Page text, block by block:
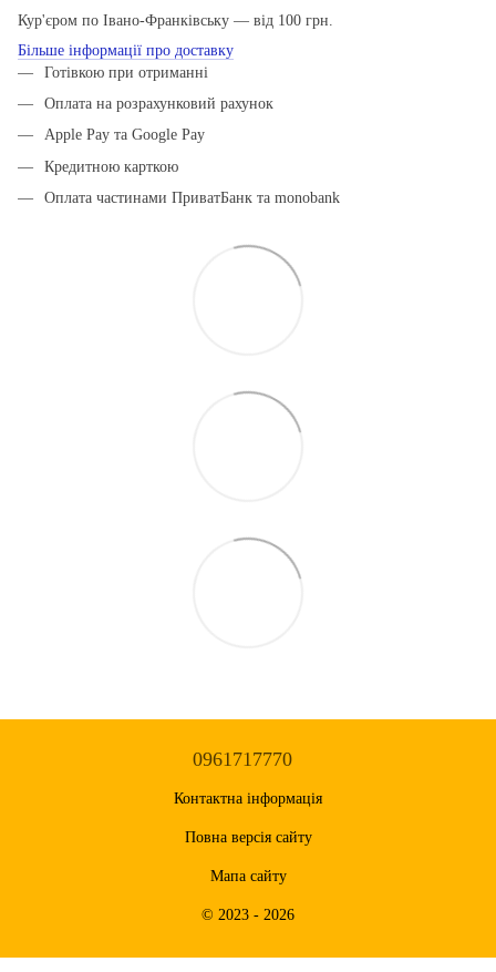
Кур'єром по Івано-Франківську — від 100 грн.
Більше інформації про доставку
Готівкою при отриманні
Оплата на розрахунковий рахунок
Apple Pay та Google Pay
Кредитною карткою
Оплата частинами ПриватБанк та monobank
0961717770
Контактна інформація
Повна версія сайту
Мапа сайту
© 2023 - 2026